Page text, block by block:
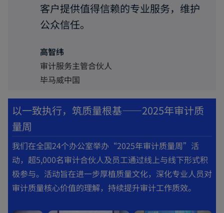
客户提供值得信赖的专业服务，维护
公众信任。
高智纬
审计服务主管合伙人
毕马威中国
以一致执行，筑质量根基——2025年审计质
量周
我们在全国24个办公室举办“2025年审计质量周”活
动，超5,000名审计合伙人及员工通过线上与线下形式积
极参与。活动旨在进一步厚植质量文化，深化专业人员对
审计质量核心价值的理解，持续提升审计工作质效。